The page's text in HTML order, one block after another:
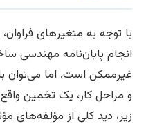
با توجه به متغیرهای
انجام پایان‌نامه مهندسی
غیرممکن است. اما می‌توان
و مراحل کار، یک تخمین
زیر، دید کلی از مؤلفه‌های